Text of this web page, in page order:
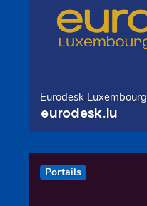
Eurodesk Luxembourg
eurodesk.lu
Portails